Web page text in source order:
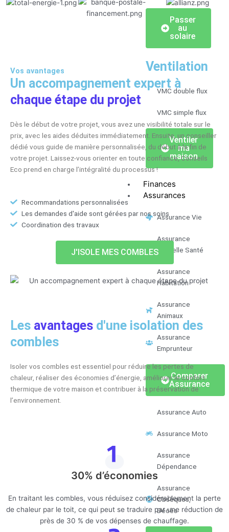
Passer
au
solaire
Ventilation
VMC double flux
VMC simple flux
Ventiler
ma
maison
Finances
Assurances
Assurance Vie
Assurance
Mutuelle Santé
Assurance
Habitation
Assurance
Animaux
Assurance
Emprunteur
Comparer
Assurance
Assurance Auto
Assurance Moto
Assurance
Dépendance
Assurance
Obsèques,
Décès
Vos avantages
Un accompagnement expert à
chaque étape du projet
Dès le début de votre projet, vous avez une visibilité totale sur le
prix, avec les aides déduites immédiatement. Ensuite, un conseiller
dédié vous guide de manière personnalisée, du début à la fin de
votre projet. Laissez-vous orienter en toute confiance, Conseils
Eco prend en charge l’intégralité du processus !
Recommandations personnalisées
Les demandes d'aide sont gérées par nos soins
Coordination des travaux
J'ISOLE MES COMBLES
Les avantages d'une isolation des
combles
Isoler vos combles est essentiel pour réduire les pertes de
chaleur, réaliser des économies d’énergie, améliorer le confort
thermique de votre maison et contribuer à la préservation de
l’environnement.
30% d’économies
En traitant les combles, vous réduisez considérablement la perte
de chaleur par le toit, ce qui peut se traduire par une réduction de
près de 30 % de vos dépenses de chauffage.